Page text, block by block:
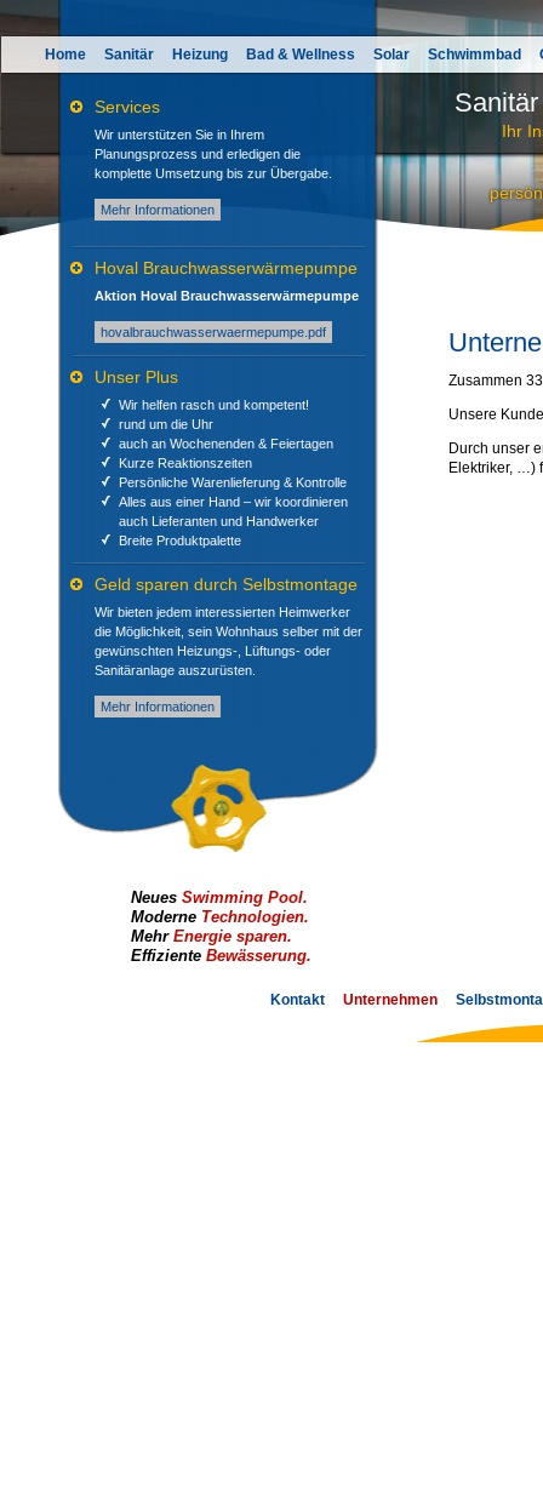
Home Sanitär Heizung Bad & Wellness Solar Schwimmbad
Ihr
Services
Wir unterstützen Sie in Ihrem
Planungsprozess und erledigen die
komplette Umsetzung bis zur Übergabe.
Mehr Informationen
Hoval Brauchwasserwärmepumpe
Aktion Hoval Brauchwasserwärmepumpe
hovalbrauchwasserwaermepumpe.pdf
Unser Plus
Wir helfen rasch und kompetent!
rund um die Uhr
auch an Wochenenden & Feiertagen
Kurze Reaktionszeiten
Persönliche Warenlieferung & Kontrolle
Alles aus einer Hand – wir koordinieren
auch Lieferanten und Handwerker
Breite Produktpalette
Geld sparen durch Selbstmontage
Wir bieten jedem interessierten Heimwerker
die Möglichkeit, sein Wohnhaus selber mit der
gewünschten Heizungs-, Lüftungs- oder
Sanitäranlage auszurüsten.
Mehr Informationen
Neues Swimming Pool.
Moderne Technologien.
Mehr Energie sparen.
Effiziente Bewässerung.
Zusammen
Unsere
Durch unser
Elektriker, …)
Kontakt Unternehmen